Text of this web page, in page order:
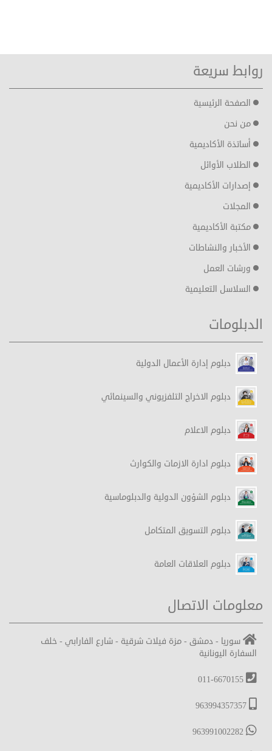
روابط سريعة
الصفحة الرئيسية
من نحن
أساتذة الأكاديمية
الطلاب الأوائل
إصدارات الأكاديمية
المجلات
مكتبة الأكاديمية
الأخبار والنشاطات
ورشات العمل
السلاسل التعليمية
الدبلومات
دبلوم إدارة الأعمال الدولية
دبلوم الاخراج التلفزيوني والسينمائي
دبلوم الاعلام
دبلوم ادارة الازمات والكوارث
دبلوم الشؤون الدولية والدبلوماسية
دبلوم التسويق المتكامل
دبلوم العلاقات العامة
معلومات الاتصال
سوريا - دمشق - مزة فيلات شرقية - شارع الفارابي - خلف
السفارة اليونانية